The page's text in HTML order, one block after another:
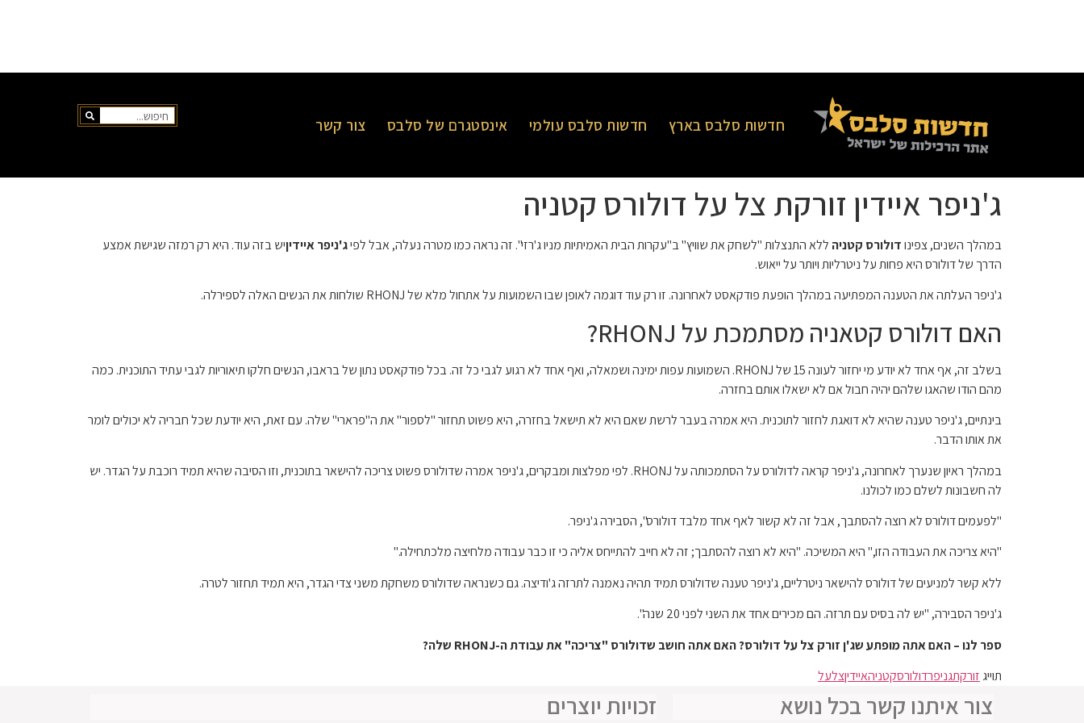
חדשות סלבס בארץ חדשות סלבס עולמי אינסטגרם של סלבס צור קשר
ג'ניפר איידין זורקת צל על דולורס קטניה
במהלך השנים, צפינודולורס קטניה ללא התנצלות "לשחק את שוויץ" ב"עקרות הבית האמיתיות מניו ג'רזי". זה נראה כמו מטרה נעלה, אבל לפיג'ניפר איידיןיש בזה עוד. היא רק רמזה שגישת אמצע
הדרך של דולורס היא פחות על ניטרליות ויותר על ייאוש.
ג'ניפר העלתה את הטענה המפתיעה במהלך הופעת פודקאסט לאחרונה. זו רק עוד דוגמה לאופן שבו השמועות על אתחול מלא של RHONJ שולחות את הנשים האלה לספירלה.
האם דולורס קטאניה מסתמכת על RHONJ?
בשלב זה, אף אחד לא יודע מי יחזור לעונה 15 של RHONJ. השמועות עפות ימינה ושמאלה, ואף אחד לא רגוע לגבי כל זה. בכל פודקאסט נתון של בראבו, הנשים חלקו תיאוריות לגבי עתיד התוכנית. כמה
מהם הודו שהאגו שלהם יהיה חבול אם לא ישאלו אותם בחזרה.
בינתיים, ג'ניפר טענה שהיא לא דואגת לחזור לתוכנית. היא אמרה בעבר לרשת שאם היא לא תישאל בחזרה, היא פשוט תחזור "לספור" את ה"פרארי" שלה. עם זאת, היא יודעת שכל חבריה לא יכולים לומר
את אותו הדבר.
במהלך ראיון שנערך לאחרונה, ג'ניפר קראה לדולורס על הסתמכותה על RHONJ. לפי מפלצות ומבקרים, ג'ניפר אמרה שדולורס פשוט צריכה להישאר בתוכנית, וזו הסיבה שהיא תמיד רוכבת על הגדר. יש
לה חשבונות לשלם כמו לכולנו.
"לפעמים דולורס לא רוצה להסתבך, אבל זה לא קשור לאף אחד מלבד דולורס", ​​הסבירה ג'ניפר.
"היא צריכה את העבודה הזו," היא המשיכה. "היא לא רוצה להסתבך; זה לא חייב להתייחס אליה כי זו כבר עבודה מלחיצה מלכתחילה."
ללא קשר למניעים של דולורס להישאר ניטרליים, ג'ניפר טענה שדולורס תמיד תהיה נאמנה לתרזה ג'ודיצה. גם כשנראה שדולורס משחקת משני צדי הגדר, היא תמיד תחזור לטרה.
ג'ניפר הסבירה, "יש לה בסיס עם תרזה. הם מכירים אחד את השני לפני 20 שנה".
ספר לנו – האם אתה מופתע שג'ן זורק צל על דולורס? האם אתה חושב שדולורס "צריכה" את עבודת ה-RHONJ שלה?
תוייג זורקתגניפרדולורסקטניהאיידיןצלעל
צור איתנו קשר בכל נושא זכויות יוצרים